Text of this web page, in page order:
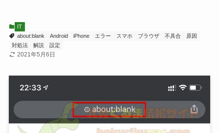
IT
about:blank
Android iPhone エラー スマホ ブラウザ 不具合
原因
対処法
解説 設定
2021年5月6日